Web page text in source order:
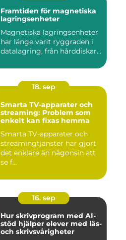
Framtiden för magnetiska
lagringsenheter
Magnetiska lagringsenheter
har länge varit ryggraden i
datalagring, från hårddiskar...
18. sep
Smarta TV-apparater och
streaming: Problem som
enkelt kan fixas hemma
Smarta TV-apparater och
streamingtjänster har gjort
det enklare än någonsin att
se f...
16. sep
Hur skrivprogram med AI-
stöd hjälper elever med läs-
och skrivsvårigheter